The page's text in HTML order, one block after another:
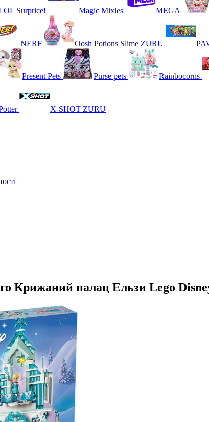
Surprice! Magic Mixies MEGA
NERF Oosh Potions Slime ZURU
Present Pets Purse pets Rainbocorns
X-SHOT ZURU
Крижаний палац Ельзи Lego